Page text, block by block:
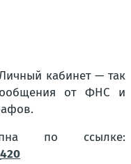
кабинет — так
от ФНС и
по ссылке: